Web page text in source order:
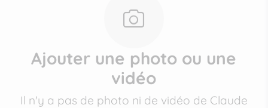
Ajouter une photo ou une
vidéo
Il n'y a pas de photo ni de vidéo de Claude